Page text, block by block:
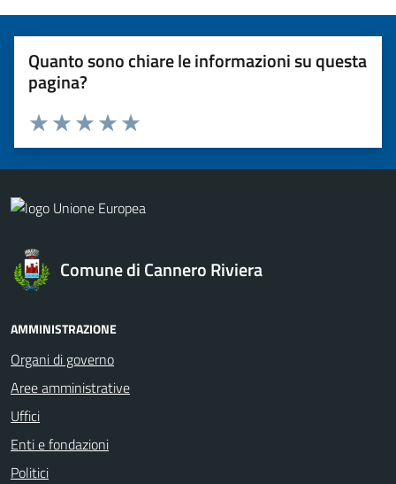
Quanto sono chiare le informazioni su questa
pagina?
Valuta 5 stelle su 5
Valuta 4 stelle su 5
Valuta 3 stelle su 5
Valuta 2 stelle su 5
Valuta 1 stelle su 5
Comune di Cannero Riviera
AMMINISTRAZIONE
Organi di governo
Aree amministrative
Uffici
Enti e fondazioni
Politici